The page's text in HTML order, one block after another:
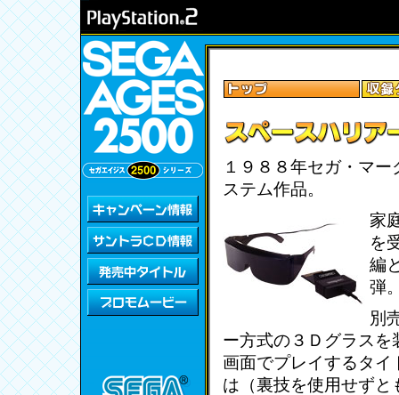
１９８８年セガ・マ
ステム作品。
家
を
編
弾
別
ー方式の３Ｄグラスを
画面でプレイするタイ
は（裏技を使用せずと